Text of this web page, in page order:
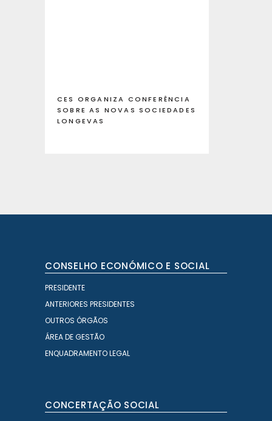
CES ORGANIZA CONFERÊNCIA
SOBRE AS NOVAS SOCIEDADES
LONGEVAS
CONSELHO ECONÓMICO E SOCIAL
PRESIDENTE
ANTERIORES PRESIDENTES
OUTROS ÓRGÃOS
ÁREA DE GESTÃO
ENQUADRAMENTO LEGAL
CONCERTAÇÃO SOCIAL